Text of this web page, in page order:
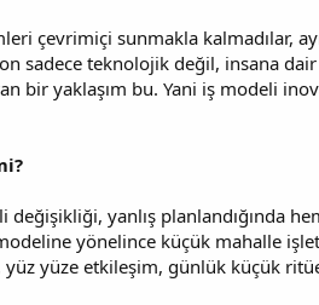
çevrimiçi sunmakla kalmadılar,
teknolojik değil, insana dair
bir yaklaşım bu. Yani iş modeli
yanlış planlandığında
yönelince küçük mahalle
yüze etkileşim, günlük küçük